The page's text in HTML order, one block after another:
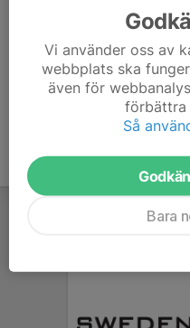
Obs! Ni behöver svara
Vi använder oss av
webbplats ska
även för
förbättra
Så
Bara